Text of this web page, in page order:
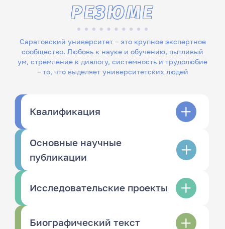
Саратовский университет – это крупное экспертное
сообщество. Любовь к науке и обучению, пытливый
ум, стремление к диалогу, системность и трудолюбие
– то, что выделяет университетских людей
РЕЗЮМЕ
Квалификация
Основные научные
публикации
Исследовательские проекты
Биографический текст